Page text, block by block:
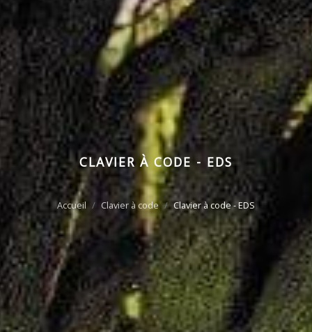
CLAVIER À CODE - EDS
Accueil Clavier à code Clavier à code - EDS